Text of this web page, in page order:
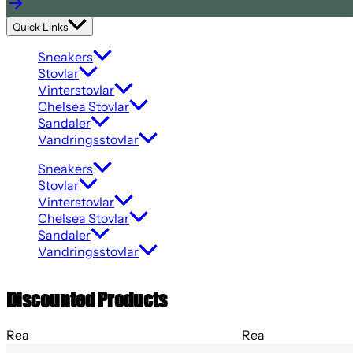
Quick Links
Sneakers
Stovlar
Vinterstovlar
Chelsea Stovlar
Sandaler
Vandringsstovlar
Sneakers
Stovlar
Vinterstovlar
Chelsea Stovlar
Sandaler
Vandringsstovlar
Discounted Products
Rea Rea